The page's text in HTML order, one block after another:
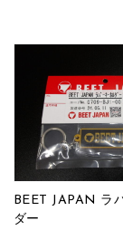
BEET JAPAN ラ
ダー